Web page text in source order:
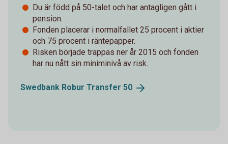
Du är född på 50-talet och har antagligen gått i
pension.
Fonden placerar i normalfallet 25 procent i aktier
och 75 procent i räntepapper.
Risken började trappas ner år 2015 och fonden
har nu nått sin miniminivå av risk.
Swedbank Robur Transfer 50